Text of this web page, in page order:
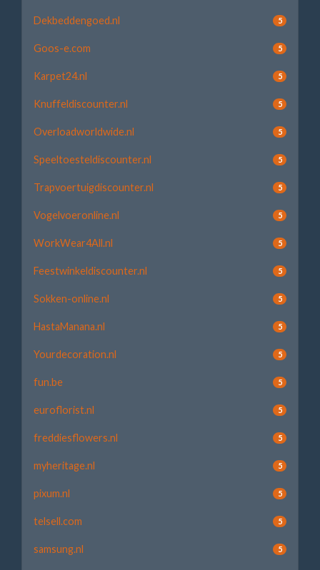
Dekbeddengoed.nl 5
Goos-e.com 5
Karpet24.nl 5
Knuffeldiscounter.nl 5
Overloadworldwide.nl 5
Speeltoesteldiscounter.nl 5
Trapvoertuigdiscounter.nl 5
Vogelvoeronline.nl 5
WorkWear4All.nl 5
Feestwinkeldiscounter.nl 5
Sokken-online.nl 5
HastaManana.nl 5
Yourdecoration.nl 5
fun.be 5
euroflorist.nl 5
freddiesflowers.nl 5
myheritage.nl 5
pixum.nl 5
telsell.com 5
samsung.nl 5